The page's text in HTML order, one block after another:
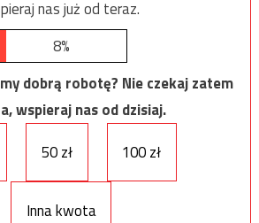
nas już od teraz.
8%
dobrą robotę? Nie czekaj zatem
wspieraj nas od dzisiaj.
50 zł 100 zł
Inna kwota